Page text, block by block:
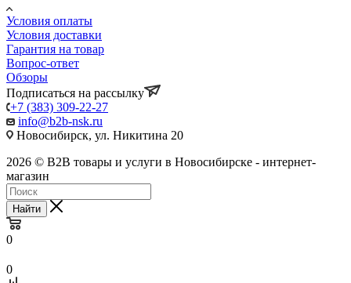
Условия оплаты
Условия доставки
Гарантия на товар
Вопрос-ответ
Обзоры
Подписаться на рассылку
+7 (383) 309-22-27
info@b2b-nsk.ru
Новосибирск, ул. Никитина 20
2026 © B2B товары и услуги в Новосибирске - интернет-
магазин
Найти
0
0